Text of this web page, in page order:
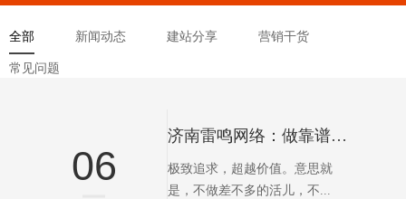
全部 新闻动态 建站分享 营销干货
常见问题
06
济南雷鸣网络：做靠谱的互联网服务
极致追求，超越价值。意思就
是，不做差不多的活儿，不...